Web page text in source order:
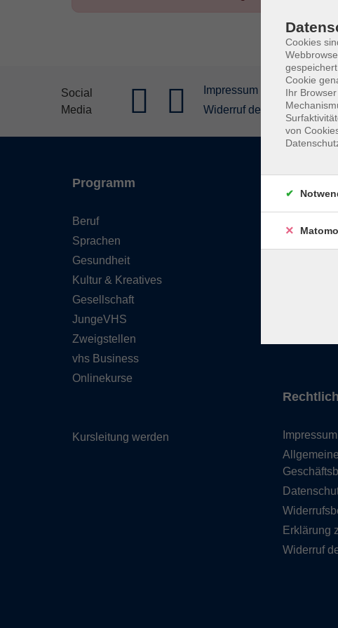
Social
Media
Impressum Allgemeine
Widerruf der Buchung
Programm
Beruf
Sprachen
Gesundheit
Kultur & Kreatives
Gesellschaft
JungeVHS
Zweigstellen
vhs Business
Onlinekurse
Kursleitung werden
Widerruf
Impressum
Allgemeine
Erklärung
Widerruf
Cookies
Cookie
Ihr
von
Matomo